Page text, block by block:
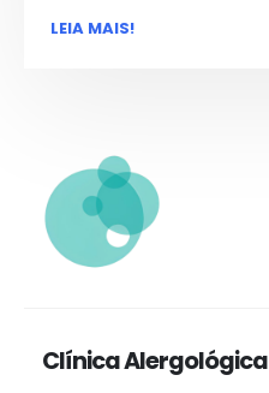
LEIA MAIS!
Clínica Alergológica